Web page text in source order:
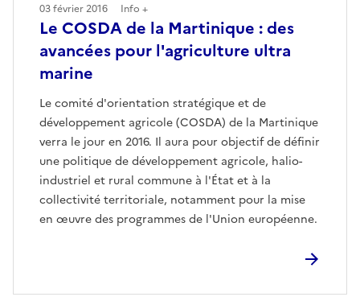
Le COSDA de la Martinique : des
avancées pour l'agriculture ultra
marine
Le comité d'orientation stratégique et de
développement agricole (COSDA) de la Martinique
verra le jour en 2016. Il aura pour objectif de définir
une politique de développement agricole, halio-
industriel et rural commune à l'État et à la
collectivité territoriale, notamment pour la mise
en œuvre des programmes de l'Union européenne.
03 février 2016 Info +